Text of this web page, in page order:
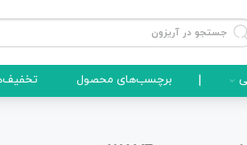
برچسب‌های محصول